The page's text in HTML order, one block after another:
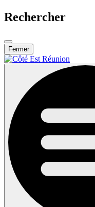
Rechercher
Fermer